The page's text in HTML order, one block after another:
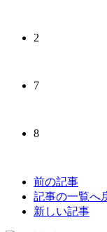
2
7
8
前の記事
記事の一覧へ
新しい記事